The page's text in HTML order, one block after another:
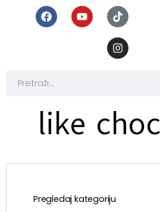
like
Pregledaj kategoriju